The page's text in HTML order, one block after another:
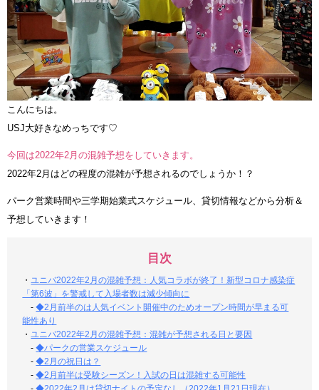
こんにちは。
USJ大好きなめっちです♡
今回は2022年2月の混雑予想をしていきます。
2022年2月はどの程度の混雑が予想されるのでしょうか！？
パーク営業時間や三学期始業式スケジュール、貸切情報などから分析＆
予想していきます！
目次
・ユニバ2022年2月の混雑予想：人気コラボが終了！新型コロナ感染症
「第6波」を警戒して入場者数は減少傾向に
-◆2月前半のは人気イベント開催中のためオープン時間が早まる可
能性あり
・ユニバ2022年2月の混雑予想：混雑が予想される日と要因
-◆パークの営業スケジュール
-◆2月の祝日は？
-◆2月前半は受験シーズン！入試の日は混雑する可能性